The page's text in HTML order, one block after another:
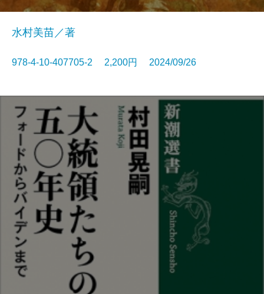
水村美苗／著
978-4-10-407705-2 2,200円 2024/09/26